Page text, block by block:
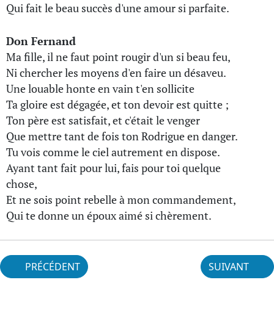
Qui fait le beau succès d'une amour si parfaite.
Don Fernand
Ma fille, il ne faut point rougir d'un si beau feu,
Ni chercher les moyens d'en faire un désaveu.
Une louable honte en vain t'en sollicite
Ta gloire est dégagée, et ton devoir est quitte ;
Ton père est satisfait, et c'était le venger
Que mettre tant de fois ton Rodrigue en danger.
Tu vois comme le ciel autrement en dispose.
Ayant tant fait pour lui, fais pour toi quelque
chose,
Et ne sois point rebelle à mon commandement,
Qui te donne un époux aimé si chèrement.
PRÉCÉDENT SUIVANT